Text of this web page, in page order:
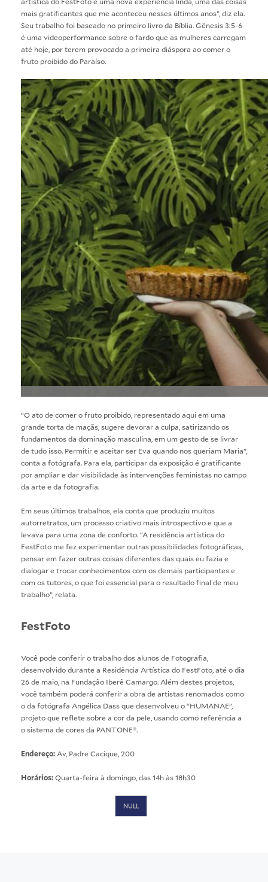
mais gratificantes que me aconteceu nesses últimos anos”, diz ela.
Seu trabalho foi baseado no primeiro livro da Bíblia. Gênesis 3:5-6
é uma videoperformance sobre o fardo que as mulheres carregam
até hoje, por terem provocado a primeira diáspora ao comer o
fruto proibido do Paraíso.
“O ato de comer o fruto proibido, representado aqui em uma
grande torta de maçãs, sugere devorar a culpa, satirizando os
fundamentos da dominação masculina, em um gesto de se livrar
de tudo isso. Permitir e aceitar ser Eva quando nos queriam Maria”,
conta a fotógrafa. Para ela, participar da exposição é gratificante
por ampliar e dar visibilidade às intervenções feministas no campo
da arte e da fotografia.
Em seus últimos trabalhos, ela conta que produziu muitos
autorretratos, um processo criativo mais introspectivo e que a
levava para uma zona de conforto. “A residência artística do
FestFoto me fez experimentar outras possibilidades fotográficas,
pensar em fazer outras coisas diferentes das quais eu fazia e
dialogar e trocar conhecimentos com os demais participantes e
com os tutores, o que foi essencial para o resultado final de meu
trabalho”, relata.
FestFoto
Você pode conferir o trabalho dos alunos de Fotografia,
desenvolvido durante a Residência Artística do FestFoto, até o dia
26 de maio, na Fundação Iberê Camargo. Além destes projetos,
você também poderá conferir a obra de artistas renomados como
o da fotógrafa Angélica Dass que desenvolveu o “HUMANAE”,
projeto que reflete sobre a cor da pele, usando como referência a
o sistema de cores da PANTONE®.
Endereço: Av, Padre Cacique, 200
Horários:Quarta-feira à domingo, das 14h às 18h30
NULL